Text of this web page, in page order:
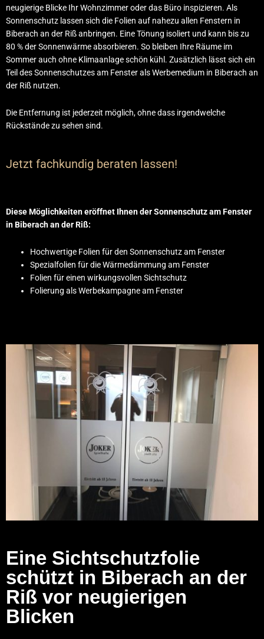
neugierige Blicke Ihr Wohnzimmer oder das Büro inspizieren. Als
Sonnenschutz lassen sich die Folien auf nahezu allen Fenstern in
Biberach an der Riß anbringen. Eine Tönung isoliert und kann bis zu
80 % der Sonnenwärme absorbieren. So bleiben Ihre Räume im
Sommer auch ohne Klimaanlage schön kühl. Zusätzlich lässt sich ein
Teil des Sonnenschutzes am Fenster als Werbemedium in Biberach an
der Riß nutzen.
Die Entfernung ist jederzeit möglich, ohne dass irgendwelche
Rückstände zu sehen sind.
Jetzt fachkundig beraten lassen!
Diese Möglichkeiten eröffnet Ihnen der Sonnenschutz am Fenster
in Biberach an der Riß:
Hochwertige Folien für den Sonnenschutz am Fenster
Spezialfolien für die Wärmedämmung am Fenster
Folien für einen wirkungsvollen Sichtschutz
Folierung als Werbekampagne am Fenster
Eine Sichtschutzfolie
schützt in Biberach an der
Riß vor neugierigen
Blicken